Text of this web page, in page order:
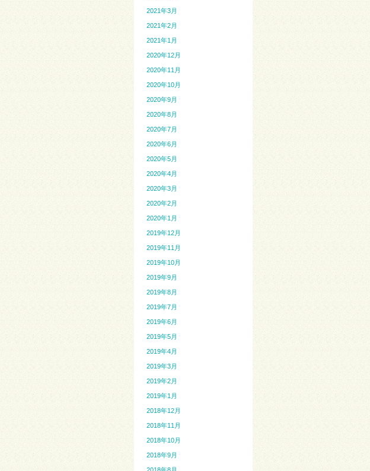
2021年3月
2021年2月
2021年1月
2020年12月
2020年11月
2020年10月
2020年9月
2020年8月
2020年7月
2020年6月
2020年5月
2020年4月
2020年3月
2020年2月
2020年1月
2019年12月
2019年11月
2019年10月
2019年9月
2019年8月
2019年7月
2019年6月
2019年5月
2019年4月
2019年3月
2019年2月
2019年1月
2018年12月
2018年11月
2018年10月
2018年9月
2018年8月